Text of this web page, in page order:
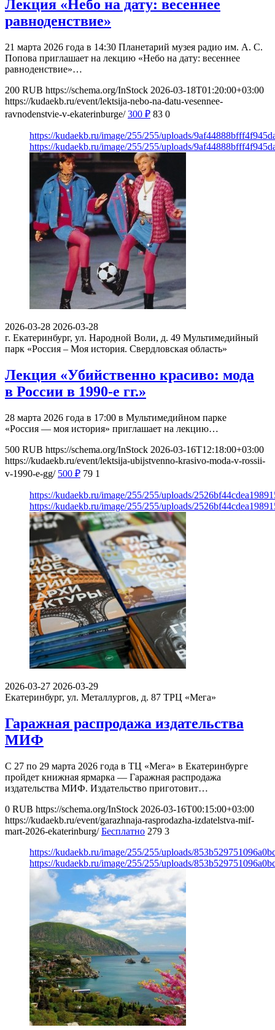
Лекция «Небо на дату: весеннее
равноденствие»
21 марта 2026 года в 14:30 Планетарий музея радио им. А. С.
Попова приглашает на лекцию «Небо на дату: весеннее
равноденствие»…
200 RUB https://schema.org/InStock 2026-03-18T01:20:00+03:00
https://kudaekb.ru/event/lektsija-nebo-na-datu-vesennee-
ravnodenstvie-v-ekaterinburge/ 300 ₽ 83 0
https://kudaekb.ru/image/255/255/uploads/
https://kudaekb.ru/image/255/255/uploads/
2026-03-28 2026-03-28
г. Екатеринбург, ул. Народной Воли, д. 49 Мультимедийный
парк «Россия – Моя история. Свердловская область»
Лекция «Убийственно красиво: мода
в России в 1990-е гг.»
28 марта 2026 года в 17:00 в Мультимедийном парке
«Россия — моя история» приглашает на лекцию…
500 RUB https://schema.org/InStock 2026-03-16T12:18:00+03:00
https://kudaekb.ru/event/lektsija-ubijstvenno-krasivo-moda-v-rossii-
v-1990-e-gg/ 500 ₽ 79 1
https://kudaekb.ru/image/255/255/uploads/
https://kudaekb.ru/image/255/255/uploads/
2026-03-27 2026-03-29
Екатеринбург, ул. Металлургов, д. 87 ТРЦ «Мега»
Гаражная распродажа издательства
МИФ
С 27 по 29 марта 2026 года в ТЦ «Мега» в Екатеринбурге
пройдет книжная ярмарка — Гаражная распродажа
издательства МИФ. Издательство приготовит…
0 RUB https://schema.org/InStock 2026-03-16T00:15:00+03:00
https://kudaekb.ru/event/garazhnaja-rasprodazha-izdatelstva-mif-
mart-2026-ekaterinburg/ Бесплатно 279 3
https://kudaekb.ru/image/255/255/uploads/
https://kudaekb.ru/image/255/255/uploads/